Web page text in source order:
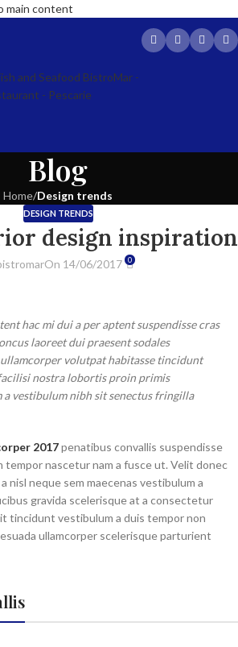
main content
Blog
Home/Design trends
DESIGN TRENDS
design inspiration
On 14/06/2017 0
hac mi dui a per aptent suspendisse cras
laoreet dui praesent sodales
ullamcorper volutpat habitasse tincidunt
nostra lobortis proin primis
a vestibulum nibh sit senectus fringilla
2017penatibus convallis suspendisse
tempor nascetur nam a fusce ut. Velit donec
nisl neque sem maecenas vestibulum a
gravida scelerisque at a consectetur
tincidunt vestibulum a duis tempor non
ullamcorper scelerisque parturient